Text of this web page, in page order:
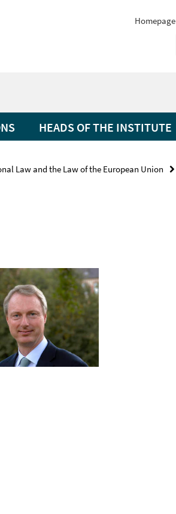
Homepage
HEADS OF THE INSTITUTE
Law and the Law of the European Union